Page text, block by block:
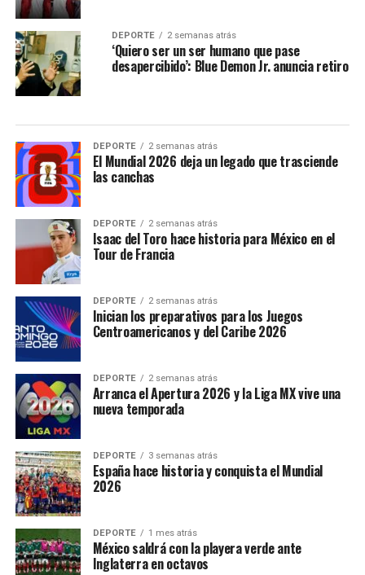
DEPORTE 2 semanas atrás
‘Quiero ser un ser humano que pase
desapercibido’: Blue Demon Jr. anuncia retiro
DEPORTE 2 semanas atrás
El Mundial 2026 deja un legado que trasciende
las canchas
DEPORTE 2 semanas atrás
Isaac del Toro hace historia para México en el
Tour de Francia
DEPORTE 2 semanas atrás
Inician los preparativos para los Juegos
Centroamericanos y del Caribe 2026
DEPORTE 2 semanas atrás
Arranca el Apertura 2026 y la Liga MX vive una
nueva temporada
DEPORTE 3 semanas atrás
España hace historia y conquista el Mundial
2026
DEPORTE 1 mes atrás
México saldrá con la playera verde ante
Inglaterra en octavos